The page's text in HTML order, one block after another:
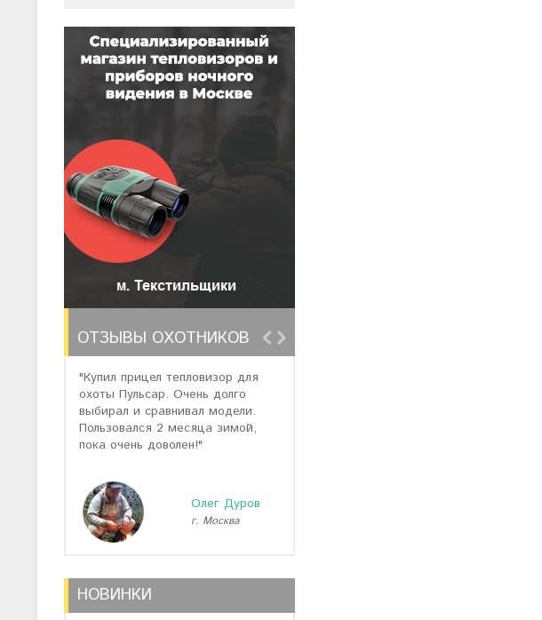
ОТЗЫВЫ ОХОТНИКОВ
"Купил прицел тепловизор для
охоты Пульсар. Очень долго
выбирал и сравнивал модели.
Пользовался 2 месяца зимой,
пока очень доволен!"
Олег Дуров
г. Москва
НОВИНКИ